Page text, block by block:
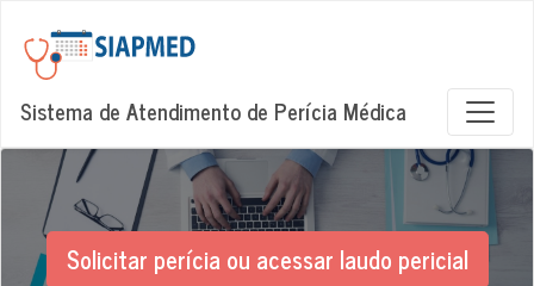
Sistema de Atendimento de Perícia Médica
Solicitar perícia ou acessar laudo pericial